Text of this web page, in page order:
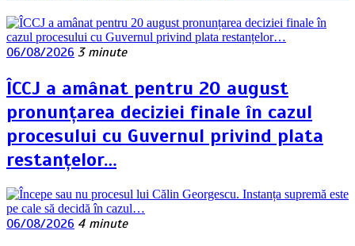
06/08/2026 3 minute
ÎCCJ a amânat pentru 20 august
pronunțarea deciziei finale în cazul
procesului cu Guvernul privind plata
restanțelor…
06/08/2026 4 minute